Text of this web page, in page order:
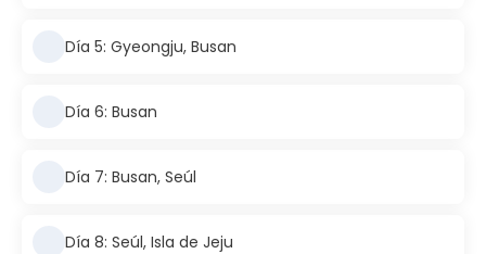
Día 5: Gyeongju, Busan
Día 6: Busan
Día 7: Busan, Seúl
Día 8: Seúl, Isla de Jeju